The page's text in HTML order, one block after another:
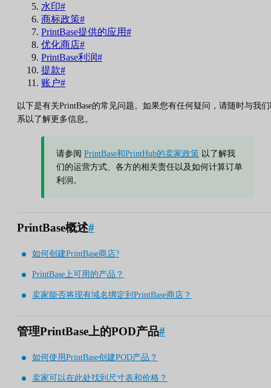
水印#
商标政策#
PrintBase提供的应用#
优化商店#
PrintBase利润#
提款#
账户#
以下是有关PrintBase的常见问题。如果您有任何疑问，请随时与我
系以了解更多信息。
请参阅 PrintBase和PrintHub的卖家政策 以了解我
们的运营方式、各方的相关责任以及如何计算订单
利润。
PrintBase概述#
如何创建PrintBase商店?
PrintBase上可用的产品？
卖家能否将现有域名绑定到PrintBase商店？
管理PrintBase上的POD产品#
如何使用PrintBase创建POD产品？
卖家可以在此处找到尺寸表和价格？